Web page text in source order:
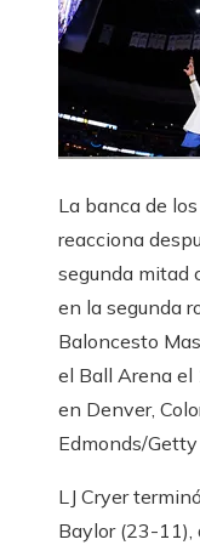
La banca de
reacciona
segunda mitad
en la segunda
Baloncesto
el Ball Arena el
en Denver,
Edmonds/Getty
LJ Cryer
Baylor (23-11),